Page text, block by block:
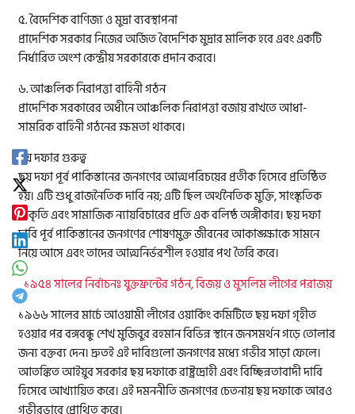
৫. বৈদেশিক বাণিজ্য ও মুদ্রা ব্যবস্থাপনা
প্রাদেশিক সরকার নিজের অর্জিত বৈদেশিক মুদ্রার মালিক হবে এবং একটি
নির্ধারিত অংশ কেন্দ্রীয় সরকারকে প্রদান করবে।
৬. আঞ্চলিক নিরাপত্তা বাহিনী গঠন
প্রাদেশিক সরকারের অধীনে আঞ্চলিক নিরাপত্তা বজায় রাখতে আধা-
সামরিক বাহিনী গঠনের ক্ষমতা থাকবে।
ছয় দফার গুরুত্ব
ছয় দফা পূর্ব পাকিস্তানের জনগণের আত্মপরিচয়ের প্রতীক হিসেবে প্রতিষ্ঠিত
হয়। এটি শুধু রাজনৈতিক দাবি নয়; এটি ছিল অর্থনৈতিক মুক্তি, সাংস্কৃতিক
স্বীকৃতি এবং সামাজিক ন্যায়বিচারের প্রতি এক বলিষ্ঠ অঙ্গীকার। ছয় দফা
দাবি পূর্ব পাকিস্তানের জনগণের শোষণমুক্ত জীবনের আকাঙ্ক্ষাকে সামনে
নিয়ে আসে এবং তাদের আত্মনির্ভরশীল হওয়ার পথ তৈরি করে।
১৯৫৪ সালের নির্বাচনঃ যুক্তফ্রন্টের গঠন, বিজয় ও মুসলিম লীগের পরাজয়
১৯৬৬ সালের মার্চে আওয়ামী লীগের ওয়ার্কিং কমিটিতে ছয় দফা গৃহীত
হওয়ার পর বঙ্গবন্ধু শেখ মুজিবুর রহমান বিভিন্ন স্থানে জনসমর্থন গড়ে তোলার
জন্য বক্তব্য দেন। দ্রুতই এই দাবিগুলো জনগণের মধ্যে গভীর সাড়া ফেলে।
আতঙ্কিত আইয়ুব সরকার ছয় দফাকে রাষ্ট্রদ্রোহী এবং বিচ্ছিন্নতাবাদী দাবি
হিসেবে আখ্যায়িত করে। এই দমননীতি জনগণের চেতনায় ছয় দফাকে আরও